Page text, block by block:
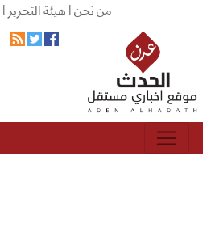
من نحن |هيئة التحرير |